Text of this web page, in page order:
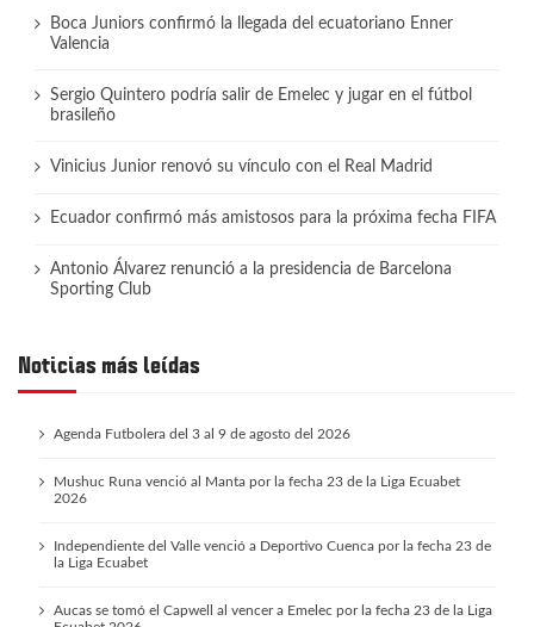
Boca Juniors confirmó la llegada del ecuatoriano Enner
Valencia
Sergio Quintero podría salir de Emelec y jugar en el fútbol
brasileño
Vinicius Junior renovó su vínculo con el Real Madrid
Ecuador confirmó más amistosos para la próxima fecha FIFA
Antonio Álvarez renunció a la presidencia de Barcelona
Sporting Club
Noticias más leídas
Agenda Futbolera del 3 al 9 de agosto del 2026
Mushuc Runa venció al Manta por la fecha 23 de la Liga Ecuabet
2026
Independiente del Valle venció a Deportivo Cuenca por la fecha 23 de
la Liga Ecuabet
Aucas se tomó el Capwell al vencer a Emelec por la fecha 23 de la Liga